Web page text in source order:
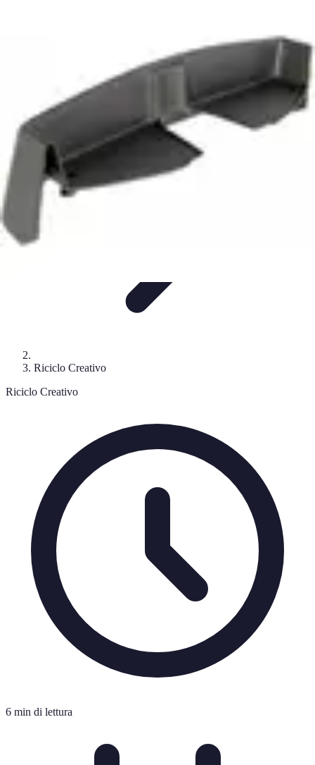
Fai da Te Creativo
Riciclo Creativo
Riciclo Creativo
6 min di lettura